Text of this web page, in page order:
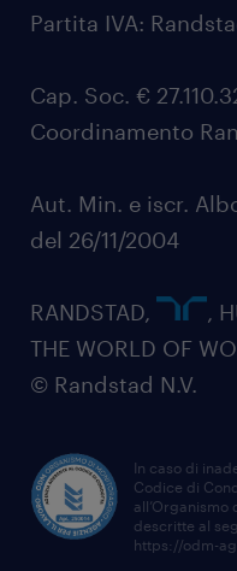
Partita IVA:
Cap. Soc. €
Coordinamento
Aut. Min. e iscr.
del 26/11/2004
RANDSTAD,
,
THE WORLD OF
© Randstad N.V.
In caso di
Codice di
descritte al
https://odm-